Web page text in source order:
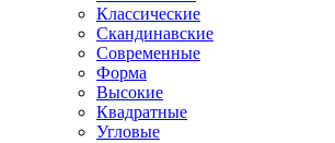
Классические
Скандинавские
Современные
Форма
Высокие
Квадратные
Угловые